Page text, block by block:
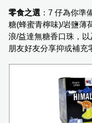
零食之選 ：7 仔為你準
糖(蜂蜜青檸味)/岩鹽薄
浪/益達無糖香口珠，
朋友好友分享抑或補充